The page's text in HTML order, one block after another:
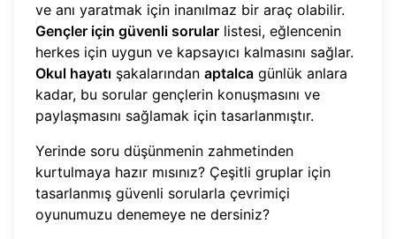
ve anı yaratmak için inanılmaz bir araç olabilir.
Gençler için güvenli sorular listesi, eğlencenin
herkes için uygun ve kapsayıcı kalmasını sağlar.
Okul hayatı şakalarından aptalca günlük anlara
kadar, bu sorular gençlerin konuşmasını ve
paylaşmasını sağlamak için tasarlanmıştır.
Yerinde soru düşünmenin zahmetinden
kurtulmaya hazır mısınız? Çeşitli gruplar için
tasarlanmış güvenli sorularla çevrimiçi
oyunumuzu denemeye ne dersiniz?